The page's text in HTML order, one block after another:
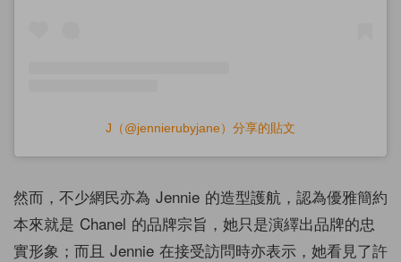
J（@jennierubyjane）分享的貼文
然而，不少網民亦為 Jennie 的造型護航，認為優雅簡約
本來就是 Chanel 的品牌宗旨，她只是演繹出品牌的忠
實形象；而且 Jennie 在接受訪問時亦表示，她看見了許